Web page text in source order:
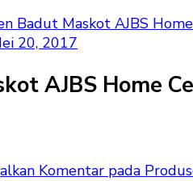
Badut Maskot AJBS
20, 2017
AJBS Home
Komentar pada